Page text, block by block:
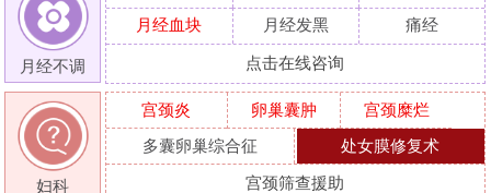
月经不调
月经血块
月经发黑 痛经
点击在线咨询
妇科
宫颈炎 卵巢囊肿
宫颈糜烂
多囊卵巢综合征
处女膜修复术
宫颈筛查援助